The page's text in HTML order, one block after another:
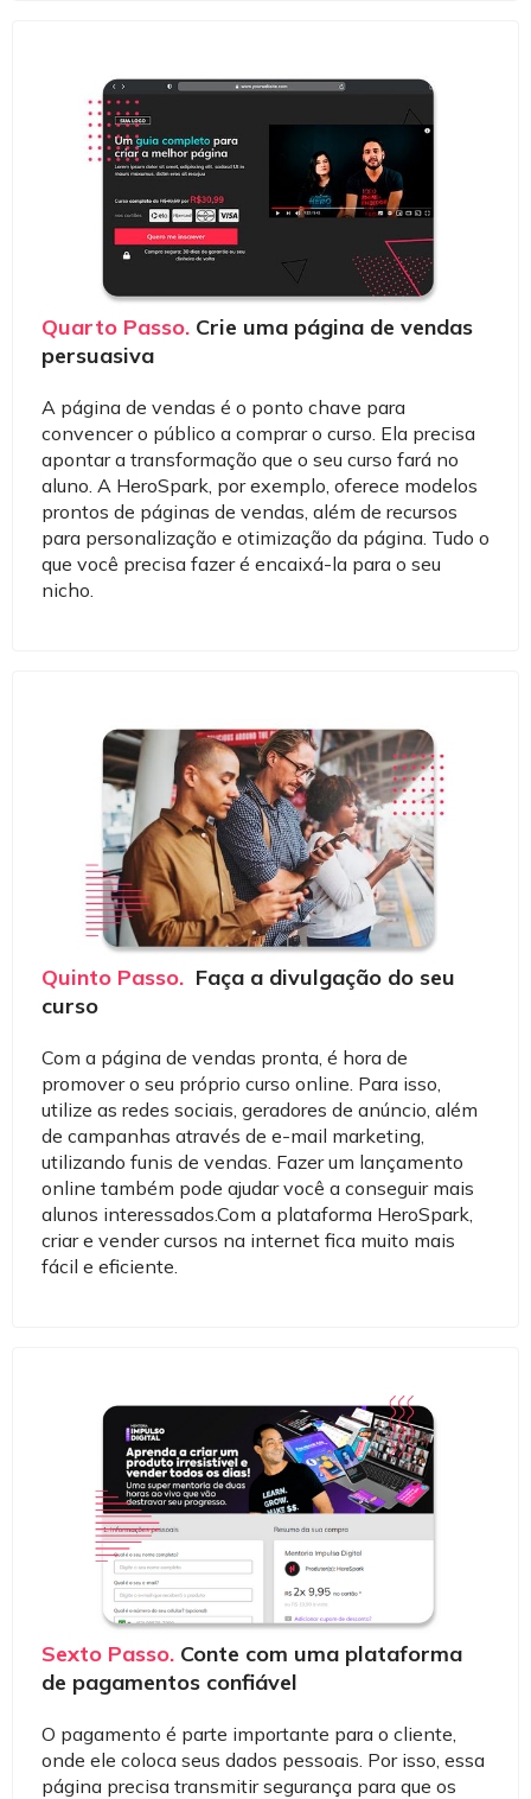
Quarto Passo. Crie uma página de vendas
persuasiva
A página de vendas é o ponto chave para
convencer o público a comprar o curso. Ela precisa
apontar a transformação que o seu curso fará no
aluno. A HeroSpark, por exemplo, oferece modelos
prontos de páginas de vendas, além de recursos
para personalização e otimização da página. Tudo o
que você precisa fazer é encaixá-la para o seu
nicho.
Quinto Passo. Faça a divulgação do seu
curso
Com a página de vendas pronta, é hora de
promover o seu próprio curso online. Para isso,
utilize as redes sociais, geradores de anúncio, além
de campanhas através de e-mail marketing,
utilizando funis de vendas. Fazer um lançamento
online também pode ajudar você a conseguir mais
alunos interessados.Com a plataforma HeroSpark,
criar e vender cursos na internet fica muito mais
fácil e eficiente.
Sexto Passo. Conte com uma plataforma
de pagamentos confiável
O pagamento é parte importante para o cliente,
onde ele coloca seus dados pessoais. Por isso, essa
página precisa transmitir segurança para que os